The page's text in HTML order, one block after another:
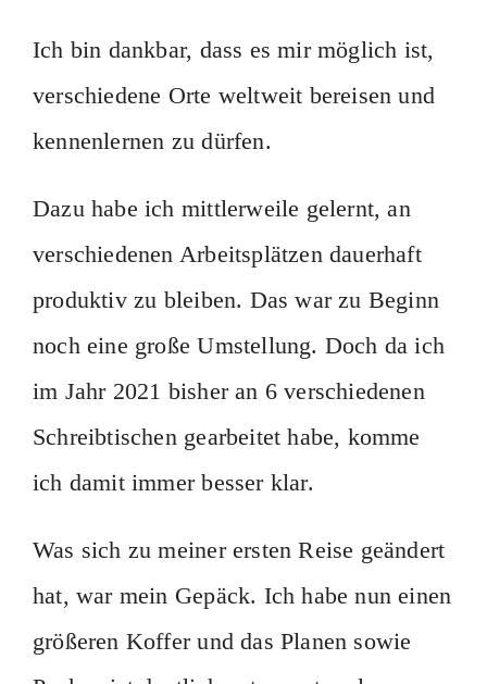
Ich bin dankbar, dass es mir möglich ist,
verschiedene Orte weltweit bereisen und
kennenlernen zu dürfen.
Dazu habe ich mittlerweile gelernt, an
verschiedenen Arbeitsplätzen dauerhaft
produktiv zu bleiben. Das war zu Beginn
noch eine große Umstellung. Doch da ich
im Jahr 2021 bisher an 6 verschiedenen
Schreibtischen gearbeitet habe, komme
ich damit immer besser klar.
Was sich zu meiner ersten Reise geändert
hat, war mein Gepäck. Ich habe nun einen
größeren Koffer und das Planen sowie